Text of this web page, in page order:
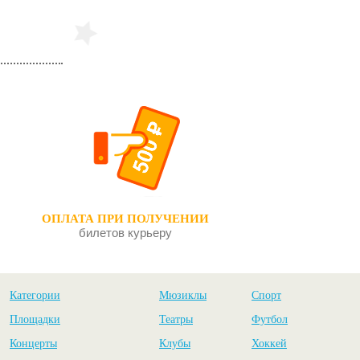
ОПЛАТА ПРИ ПОЛУЧЕНИИ
билетов курьеру
Категории
Площадки
Концерты
Мюзиклы
Театры
Клубы
Спорт
Футбол
Хоккей